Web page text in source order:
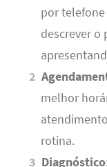
por
descrever o
melhor
rotina.
Diagnóstico